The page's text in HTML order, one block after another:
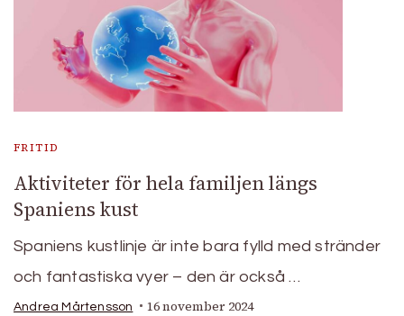
FRITID
Aktiviteter för hela familjen längs
Spaniens kust
Spaniens kustlinje är inte bara fylld med stränder
och fantastiska vyer – den är också …
Andrea Mårtensson 16 november 2024